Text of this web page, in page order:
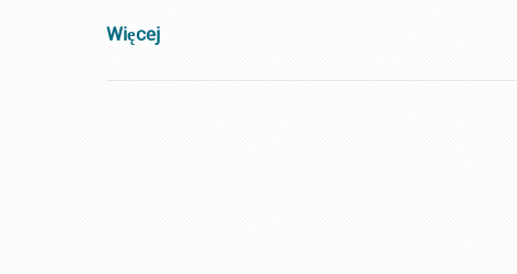
Więcej